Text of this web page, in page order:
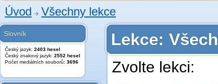
Úvod Všechny lekce
Slovník
Český jazyk: 2403 hesel
Český znakový jazyk: 2552 hesel
Počet mediálních souborů: 3696
Lekce:
Zvolte lekci: